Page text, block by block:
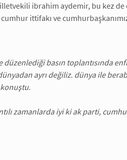
ibrahim aydemir, bu kez
ittifakı ve
basın toplantısında
ayrı değiliz. dünya ile
zamanlarda iyi ki ak parti,